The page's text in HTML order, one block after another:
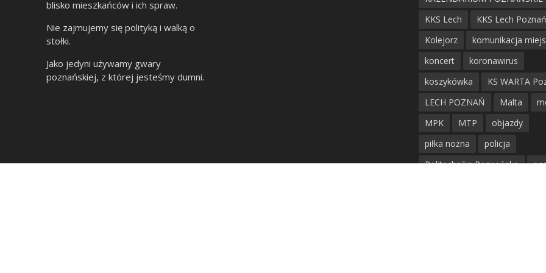
blisko mieszkańców i ich spraw.
Nie zajmujemy się polityką i walką o
stołki.
Jako jedyni używamy gwary
poznańskiej, z której jesteśmy dumni.
KKS Lech
KKS Lech Poznań
Kolejorz
komunikacja
koncert
koronawirus
koszykówka
KS WARTA
LECH POZNAŃ
Malta
MPK
MTP
objazdy
piłka nożna
policja
Politechnika Poznańska